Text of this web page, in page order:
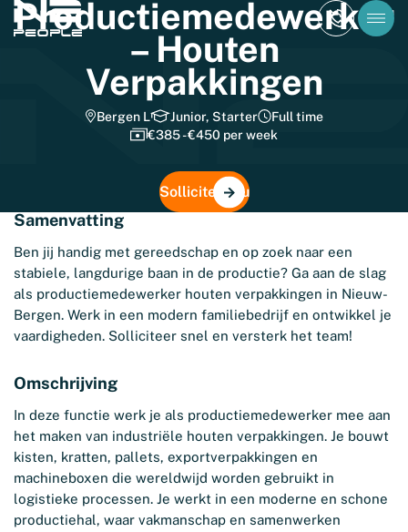
Productiemedewerker
– Houten
Verpakkingen
Bergen L Junior, Starter
Full time
€385 - €450 per week
Solliciteer nu
Samenvatting
Ben jij handig met gereedschap en op zoek naar een
stabiele, langdurige baan in de productie? Ga aan de slag
als productiemedewerker houten verpakkingen in Nieuw-
Bergen. Werk in een modern familiebedrijf en ontwikkel je
vaardigheden. Solliciteer snel en versterk het team!
Omschrijving
In deze functie werk je als productiemedewerker mee aan
het maken van industriële houten verpakkingen. Je bouwt
kisten, kratten, pallets, exportverpakkingen en
machineboxen die wereldwijd worden gebruikt in
logistieke processen. Je werkt in een moderne en schone
productiehal, waar vakmanschap en samenwerken